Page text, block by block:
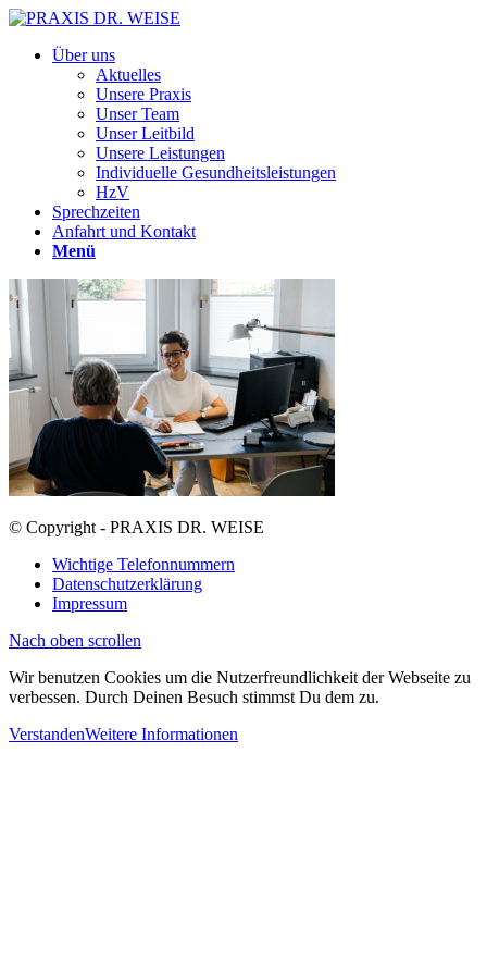
Über uns
Aktuelles
Unsere Praxis
Unser Team
Unser Leitbild
Unsere Leistungen
Individuelle Gesundheitsleistungen
HzV
Sprechzeiten
Anfahrt und Kontakt
Menü
© Copyright - PRAXIS DR. WEISE
Wichtige Telefonnummern
Datenschutzerklärung
Impressum
Nach oben scrollen
Wir benutzen Cookies um die Nutzerfreundlichkeit der Webseite zu
verbessen. Durch Deinen Besuch stimmst Du dem zu.
VerstandenWeitere Informationen